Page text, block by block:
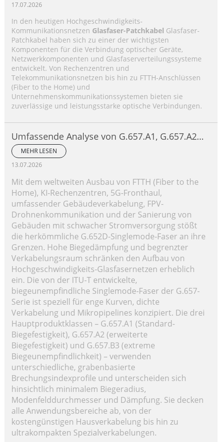
17.07.2026
In den heutigen Hochgeschwindigkeits-
Kommunikationsnetzen Glasfaser-Patchkabel Glasfaser-
Patchkabel haben sich zu einer der wichtigsten
Komponenten für die Verbindung optischer Geräte,
Netzwerkkomponenten und Glasfaserverteilungssysteme
entwickelt. Von Rechenzentren und
Telekommunikationsnetzen bis hin zu FTTH-Anschlüssen
(Fiber to the Home) und
Unternehmenskommunikationssystemen bieten sie
zuverlässige und leistungsstarke optische Verbindungen.
Umfassende Analyse von G.657.A1, G.657.A2
und G.657.B3
MEHR LESEN
13.07.2026
Mit dem weltweiten Ausbau von FTTH (Fiber to the
Home), KI-Rechenzentren, 5G-Fronthaul,
umfassender Gebäudeverkabelung, FPV-
Drohnenkommunikation und der Sanierung von
Gebäuden mit schwacher Stromversorgung stößt
die herkömmliche G.652D-Singlemode-Faser an ihre
Grenzen. Hohe Biegedämpfung und begrenzter
Verkabelungsraum schränken den Aufbau von
Hochgeschwindigkeits-Glasfasernetzen erheblich
ein. Die von der ITU-T entwickelte,
biegeunempfindliche Singlemode-Faser der G.657-
Serie ist speziell für enge Kurven, dichte
Verkabelung und Mikropipelines konzipiert. Die drei
Hauptproduktklassen – G.657.A1 (Standard-
Biegefestigkeit), G.657.A2 (erweiterte
Biegefestigkeit) und G.657.B3 (extreme
Biegeunempfindlichkeit) – verwenden
unterschiedliche, grabenbasierte
Brechungsindexprofile und unterscheiden sich
hinsichtlich minimalem Biegeradius,
Modenfelddurchmesser und Dämpfung. Sie decken
alle Anwendungsbereiche ab, von der
kostengünstigen Hausverkabelung bis hin zu
ultrakompakten Spezialverkabelungen.